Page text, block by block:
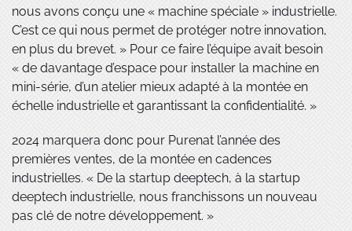
nous avons conçu une « machine spéciale » industrielle.
C’est ce qui nous permet de protéger notre innovation,
en plus du brevet. » Pour ce faire l’équipe avait besoin
« de davantage d’espace pour installer la machine en
mini-série, d’un atelier mieux adapté à la montée en
échelle industrielle et garantissant la confidentialité. »
2024 marquera donc pour Purenat l’année des
premières ventes, de la montée en cadences
industrielles. « De la startup deeptech, à la startup
deeptech industrielle, nous franchissons un nouveau
pas clé de notre développement. »